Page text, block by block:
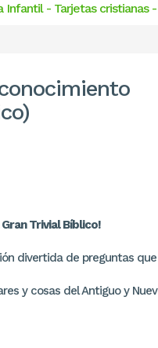
Infantil- Tarjetas cristianas -
Gran Trivial Bíblico!
divertida de preguntas que
y cosas del Antiguo y